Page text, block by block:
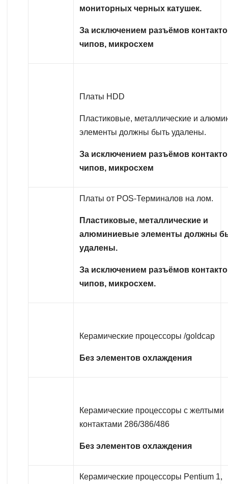
мониторных черных катушек.
За исключением разъёмов
чипов, микросхем
Платы HDD
Пластиковые, металлические и
элементы должны быть удалены.
За исключением разъёмов
чипов, микросхем
Платы от POS-Терминалов на лом.
Пластиковые, металлические и
алюминиевые элементы должны
удалены.
За исключением разъёмов
чипов, микросхем.
Керамические процессоры /goldcap
Без элементов охлаждения
Керамические процессоры с желтыми
контактами 286/386/486
Без элементов охлаждения
Керамические процессоры Pentium 1,